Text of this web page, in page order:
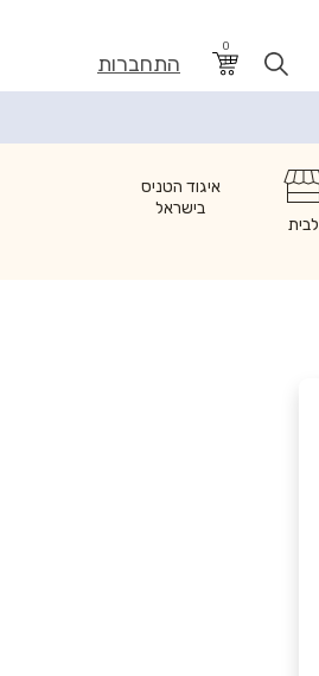
0
התחברות
לבית
איגוד הטניס
בישראל